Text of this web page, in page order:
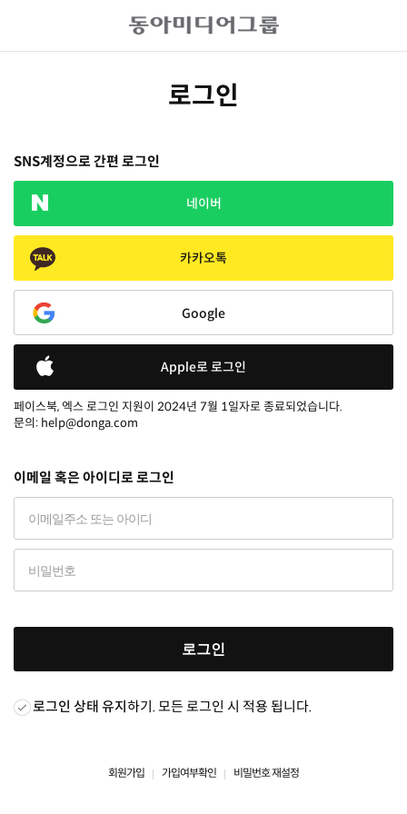
로그인
SNS계정으로 간편 로그인
네이버
카카오톡
Google
Apple로 로그인
페이스북, 엑스 로그인 지원이 2024년 7월 1일자로 종료되었습니다.
문의: help@donga.com
이메일 혹은 아이디로 로그인
로그인
로그인 상태 유지하기. 모든 로그인 시 적용 됩니다.
회원가입 가입여부확인 비밀번호 재설정